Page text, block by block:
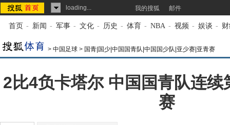
loading... 我的搜狐 邮件
首页 - 新闻 - 军事 - 文化 - 历史 - 体育 - NBA - 视频 - 娱谈 -
> 中国足球 > 国青|国少|中国国青队|中国国少队|亚少赛|亚青赛
2比4负卡塔尔 中国国青队连续
赛